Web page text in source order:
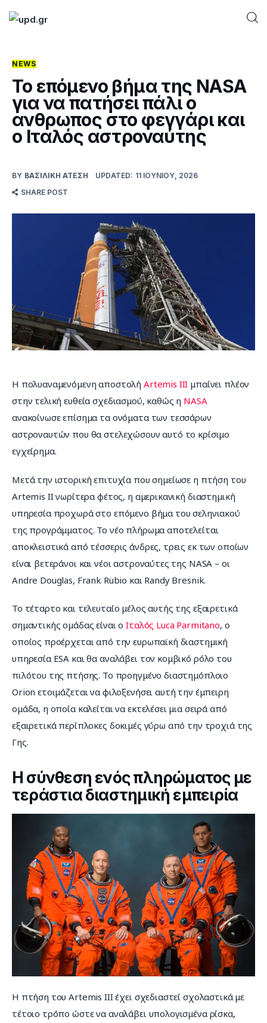
Home
News
Games
Futuring
Επικοινωνία
NEWS
Το επόμενο βήμα της NASA
για να πατήσει πάλι ο
ανθρωπος στο φεγγάρι και
ο Ιταλός αστροναύτης
BY ΒΑΣΙΛΙΚΉ ΑΤΈΣΗ UPDATED: 11 ΙΟΥΝΊΟΥ, 2026
SHARE POST
Η πολυαναμενόμενη αποστολή Artemis III μπαίνει πλέον
στην τελική ευθεία σχεδιασμού, καθώς η NASA
ανακοίνωσε επίσημα τα ονόματα των τεσσάρων
αστροναυτών που θα στελεχώσουν αυτό το κρίσιμο
εγχείρημα.
Μετά την ιστορική επιτυχία που σημείωσε η πτήση του
Artemis II νωρίτερα φέτος, η αμερικανική διαστημική
υπηρεσία προχωρά στο επόμενο βήμα του σεληνιακού
της προγράμματος. Το νέο πλήρωμα αποτελείται
αποκλειστικά από τέσσερις άνδρες, τρεις εκ των οποίων
είναι βετεράνοι και νέοι αστροναύτες της NASA – οι
Andre Douglas, Frank Rubio και Randy Bresnik.
Το τέταρτο και τελευταίο μέλος αυτής της εξαιρετικά
σημαντικής ομάδας είναι ο Ιταλός Luca Parmitano, ο
οποίος προέρχεται από την ευρωπαϊκή διαστημική
υπηρεσία ESA και θα αναλάβει τον κομβικό ρόλο του
πιλότου της πτήσης. Το προηγμένο διαστημόπλοιο
Orion ετοιμάζεται να φιλοξενήσει αυτή την έμπειρη
ομάδα, η οποία καλείται να εκτελέσει μια σειρά από
εξαιρετικά περίπλοκες δοκιμές γύρω από την τροχιά της
Γης.
Η σύνθεση ενός πληρώματος με
τεράστια διαστημική εμπειρία
Η πτήση του Artemis III έχει σχεδιαστεί σχολαστικά με
τέτοιο τρόπο ώστε να αναλάβει υπολογισμένα ρίσκα,